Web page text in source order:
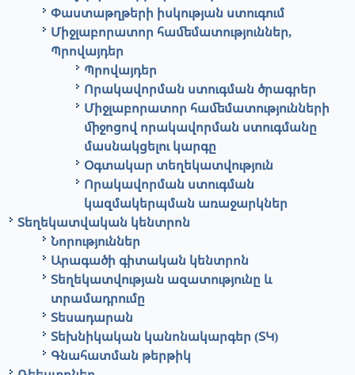
Փաստաթղթերի իսկության ստուգում
Միջլաբորատոր համեմատություններ,
Պրովայդեր
Պրովայդեր
Որակավորման ստուգման ծրագրեր
Միջլաբորատոր համեմատությունների
միջոցով որակավորման ստուգմանը
մասնակցելու կարգը
Օգտակար տեղեկատվություն
Որակավորման ստուգման
կազմակերպման առաջարկներ
Տեղեկատվական կենտրոն
Նորություններ
Արագածի գիտական կենտրոն
Տեղեկատվության ազատությունը և
տրամադրումը
Տեսադարան
Տեխնիկական կանոնակարգեր (ՏԿ)
Գնահատման թերթիկ